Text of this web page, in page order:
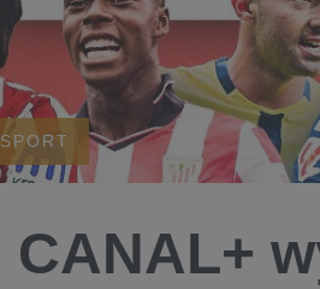
SPORT
CANAL+